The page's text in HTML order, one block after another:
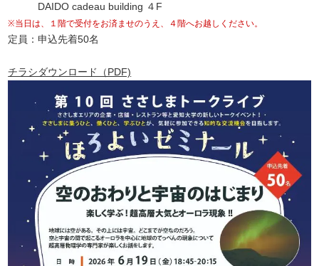
DAIDO cadeau building ４F
※当日は、１階で受付をお済ませのうえ、４階へお越しください。
定員：申込先着50名
チラシダウンロード（PDF)